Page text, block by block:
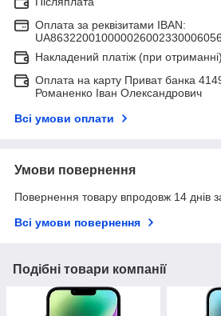
Оплата за реквізитами IBAN:
UA863220010000026002330006056
Накладений платіж (при отриманні)
Оплата на карту Приват банка
Романенко Іван Олександрович
Всі умови оплати
Умови повернення
Повернення товару впродовж 14 днів
Всі умови повернення
Подібні товари компанії